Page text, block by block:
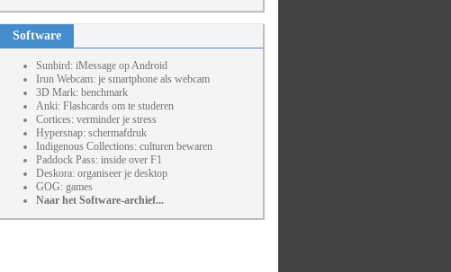
Software
Sunbird: iMessage op Android
Irun Webcam: je smartphone als webcam
3D Mark: benchmark
Anki: Flashcards om te studeren
Cortices: verminder je stress
Hypersnap: schermafdruk
Indigenous Collections: culturen bewaren
Paddock Pass: inside over F1
Deskora: organiseer je desktop
GOG: games
Naar het Software-archief...